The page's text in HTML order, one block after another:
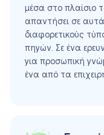
μέσα στο πλαίσιο
απαντήσει σε
διαφορετικούς
πηγών. Σε ένα
για προσωπική
ένα από τα